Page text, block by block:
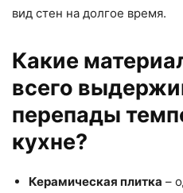
вид стен на долгое время.
Какие
всего
перепады
кухне?
Керамическая плитка –